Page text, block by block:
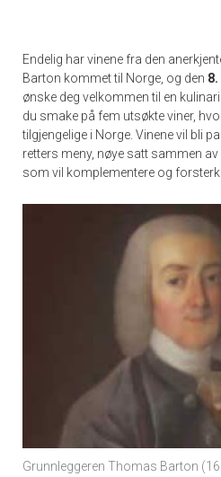
Endelig har vinene fra den
Barton kommet til Norge, og den
ønske deg velkommen til en
du smake på fem utsøkte viner,
tilgjengelige i Norge. Vinene vil bli
retters meny, nøye satt sammen
som vil komplementere og
Grunnleggeren Thomas Barton